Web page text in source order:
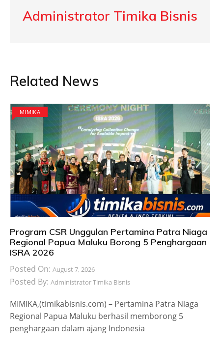
Administrator Timika Bisnis
Related News
MIMIKA
Program CSR Unggulan Pertamina Patra Niaga
Regional Papua Maluku Borong 5 Penghargaan
ISRA 2026
Posted On: August 7, 2026
Posted By: Administrator Timika Bisnis
MIMIKA,(timikabisnis.com) – Pertamina Patra Niaga
Regional Papua Maluku berhasil memborong 5
penghargaan dalam ajang Indonesia